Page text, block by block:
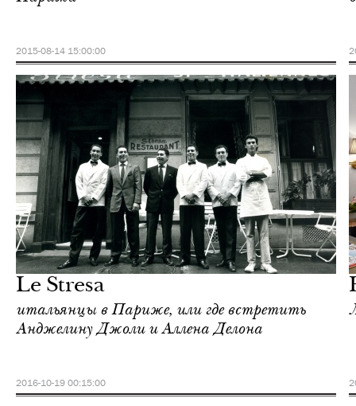
2015-08-14 15:00:00
Le Stresa
итальянцы в Париже, или где встретить
Анджелину Джоли и Аллена Делона
2016-10-19 00:15:00